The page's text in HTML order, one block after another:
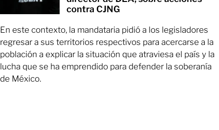
contra CJNG
En este contexto, la mandataria pidió a los legisladores
regresar a sus territorios respectivos para acercarse a la
población a explicar la situación que atraviesa el país y la
lucha que se ha emprendido para defender la soberanía
de México.